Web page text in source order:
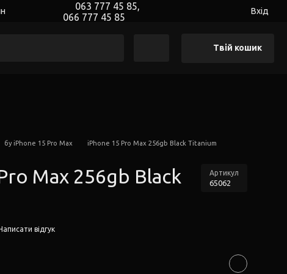
063 777 45 85,
066 777 45 85
Вхід
Твій кошик
бу iPhone 15 Pro Max iPhone 15 Pro Max 256gb Black Titanium
Max 256gb Black
Артикул
65062
відгук